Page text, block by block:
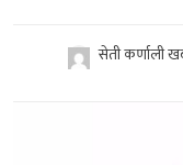
सेती कर्णाली